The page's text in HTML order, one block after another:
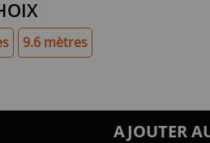
9.6 mètres
AJOUTER